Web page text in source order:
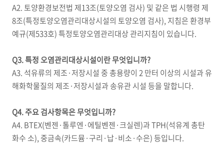
A2. 토양환경보전법 제13조(토양오염 검사) 및 같은 법 시행령 제
8조(특정토양오염관리대상시설의 토양오염 검사), 지침은 환경부
예규(제533호) 특정토양오염관리대상 관리지침이 있습니다.
Q3. 특정 오염관리대상시설이란 무엇입니까?
A3. 석유류의 제조·저장시설 중 총용량이 2 만터 이상의 시설과 유
해화학물질의 제조·저장시설과 송유관 시설 등을 말합니다.
Q4. 주요 검사항목은 무엇입니까?
A4. BTEX(벤젠·톨루엔·에틸벤젠·크실렌)과 TPH(석유계 총탄
화수 소), 중금속(카드뮴·구리·납·비소·수은) 등입니다.